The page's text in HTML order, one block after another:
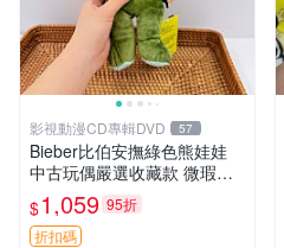
影視動漫CD專輯DVD 57
Bieber比伯安撫綠色熊娃娃
中古玩偶嚴選收藏款 微瑕輕
度使用 Bieber綠熊娃娃 中古
玩偶 微瑕
$1,059 95折
折扣碼